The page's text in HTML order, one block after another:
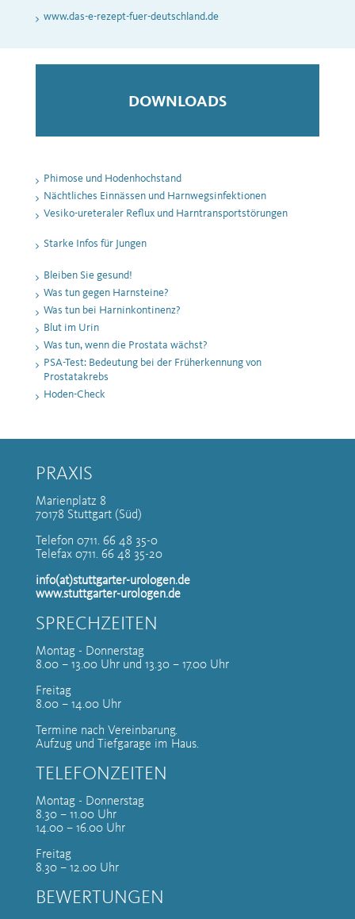
www.das-e-rezept-fuer-deutschland.de
DOWNLOADS
Phimose und Hodenhochstand
Nächtliches Einnässen und Harnwegsinfektionen
Vesiko-ureteraler Reflux und Harntransportstörungen
Starke Infos für Jungen
Bleiben Sie gesund!
Was tun gegen Harnsteine?
Was tun bei Harninkontinenz?
Blut im Urin
Was tun, wenn die Prostata wächst?
PSA-Test: Bedeutung bei der Früherkennung von
Prostatakrebs
Hoden-Check
PRAXIS
Marienplatz 8
70178 Stuttgart (Süd)
Telefon 0711. 66 48 35-0
Telefax 0711. 66 48 35-20
info(at)stuttgarter-urologen.de
www.stuttgarter-urologen.de
SPRECHZEITEN
Montag - Donnerstag
8.00 – 13.00 Uhr und 13.30 – 17.00 Uhr
Freitag
8.00 – 14.00 Uhr
Termine nach Vereinbarung.
Aufzug und Tiefgarage im Haus.
TELEFONZEITEN
Montag - Donnerstag
8.30 – 11.00 Uhr
14.00 – 16.00 Uhr
Freitag
8.30 – 12.00 Uhr
BEWERTUNGEN